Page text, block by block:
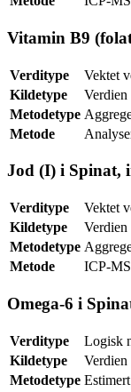
Vitamin B9
Verditype
Vektet
Kildetype
Verdien
Metodetype
Metode
Jod (I) i Spinat,
Verditype
Vektet
Kildetype
Verdien
Metodetype
Metode
ICP-MS
Omega-6 i
Verditype
Logisk
Kildetype
Verdien
Metodetype